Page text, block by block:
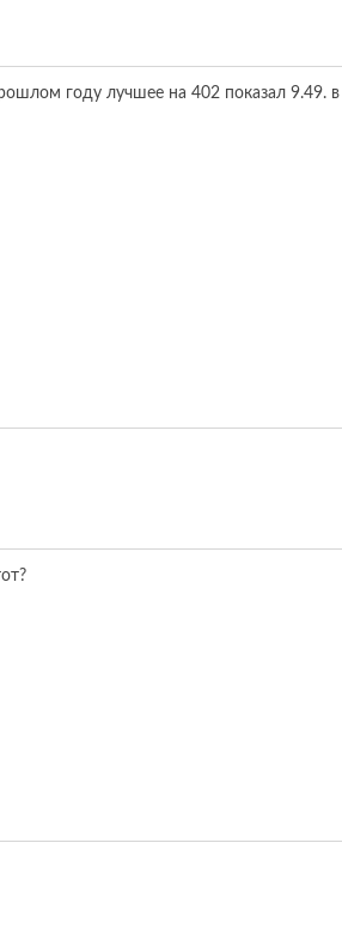
году лучшее на 402 показал 9.49.